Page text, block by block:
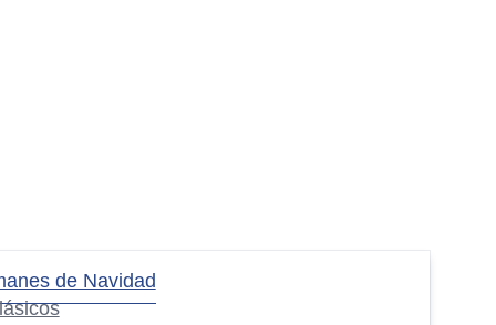
de Navidad